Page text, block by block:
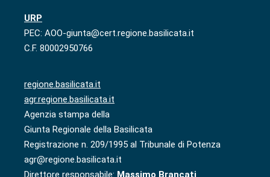
URP
PEC: AOO-giunta@cert.regione.basilicata.it
C.F. 80002950766
regione.basilicata.it
agr.regione.basilicata.it
Agenzia stampa della
Giunta Regionale della Basilicata
Registrazione n. 209/1995 al Tribunale di Potenza
agr@regione.basilicata.it
Direttore responsabile: Massimo Brancati